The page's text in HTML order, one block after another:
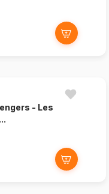
- Les